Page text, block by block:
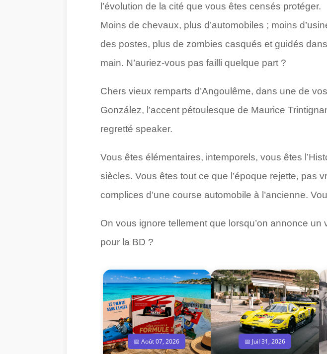
l’évolution de la cité que vous êtes censés protéger.
Moins de chevaux, plus d’automobiles ; moins
des postes, plus de zombies casqués et guidés
main. N’auriez-vous pas failli quelque part ?
Chers vieux remparts d’Angoulême, dans une de
González, l’accent pétoulesque de Maurice
regretté speaker.
Vous êtes élémentaires, intemporels, vous êtes
siècles. Vous êtes tout ce que l’époque rejette, pas
complices d’une course automobile à l’ancienne.
On vous ignore tellement que lorsqu’on annonce
pour la BD ?
📅 Août 07, 2026 📅 Juil 31, 2026